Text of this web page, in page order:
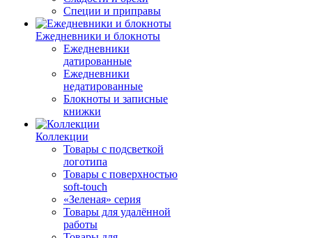
Специи и приправы
Ежедневники и блокноты
Ежедневники
датированные
Ежедневники
недатированные
Блокноты и записные
книжки
Коллекции
Товары с подсветкой
логотипа
Товары с поверхностью
soft-touch
«Зеленая» серия
Товары для удалённой
работы